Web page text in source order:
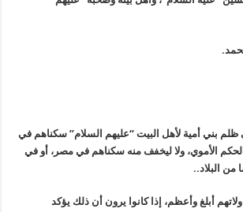
ظلم بني أمية لأهل البيت “عليهم السلام” سكناهم في
الأموي، ولا ليخفف منه سكناهم في مصر، أو في
من البلاد..
أبلغ وأعظم، إذا كانوا يرون أن ذلك يؤكد